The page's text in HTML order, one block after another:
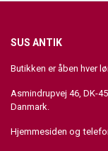
SUS ANTIK
Butikken er åben hver
Asmindrupvej 46, DK-
Danmark.
Hjemmesiden og